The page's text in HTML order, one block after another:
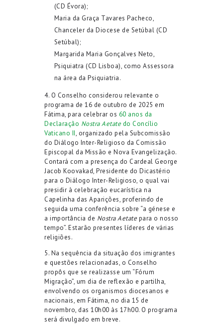
(CD Évora);
Maria da Graça Tavares Pacheco,
Chanceler da Diocese de Setúbal (CD
Setúbal);
Margarida Maria Gonçalves Neto,
Psiquiatra (CD Lisboa), como Assessora
na área da Psiquiatria.
4. O Conselho considerou relevante o
programa de 16 de outubro de 2025 em
Fátima, para celebrar os 60 anos da
Declaração Nostra Aetate do Concílio
Vaticano II, organizado pela Subcomissão
do Diálogo Inter-Religioso da Comissão
Episcopal da Missão e Nova Evangelização.
Contará com a presença do Cardeal George
Jacob Koovakad, Presidente do Dicastério
para o Diálogo Inter-Religioso, o qual vai
presidir à celebração eucarística na
Capelinha das Aparições, proferindo de
seguida uma conferência sobre “a génese e
a importância de Nostra Aetate para o nosso
tempo”. Estarão presentes líderes de várias
religiões.
5. Na sequência da situação dos imigrantes
e questões relacionadas, o Conselho
propôs que se realizasse um “Fórum
Migração”, um dia de reflexão e partilha,
envolvendo os organismos diocesanos e
nacionais, em Fátima, no dia 15 de
novembro, das 10h00 às 17h00. O programa
será divulgado em breve.